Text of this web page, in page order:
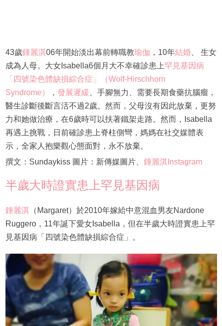
43歲鍾麗淇06年開始淡出幕前轉職教瑜伽 ，10年結婚、 生女
成為人母。大女Isabella6個月大不幸確診患上罕見基因病
「四號染色體缺損綜合症」（Wolf-Hirschhorn
Syndrome）
， 發展遲緩 、手腳無力、需要長期食藥抗腦瘤，
醫生診斷後斷言活不過2歲。然而，父母沒有因此放棄，更努
力和她做治療，在6歲時可以扶著鐵架走路。然而，Isabella
再遇上挑戰，日前確診患上脊柱側彎，媽媽在社交媒體表
示，全家人抱樂觀心態面對，永不放棄。
撰文：Sundaykiss 圖片：新傳媒圖片、 鍾麗淇Instagram
半歲大時證實患上罕見基因病
鍾麗淇（Margaret）於2010年嫁給中意混血男友Nardone
Ruggero，11年誕下愛女Isabella，但在半歲大時證實患上罕
見基因病「四號染色體缺損綜合症」。